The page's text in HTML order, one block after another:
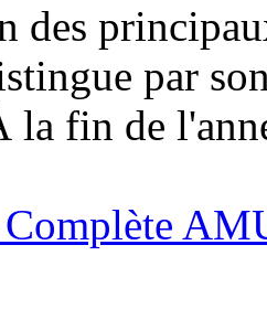
des
par
la fin de